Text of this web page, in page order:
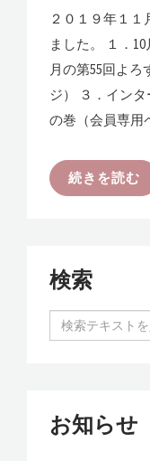
２０１９年１１
ました。 １．
月の第55回よ
ジ） ３．イン
の巻（会員専用
続きを読む
検索
お知らせ